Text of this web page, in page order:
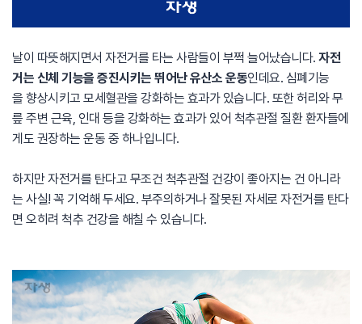
날이 따뜻해지면서 자전거를 타는 사람들이 부쩍 늘어났습니다. 자전
거는 신체 기능을 증진시키는 뛰어난 유산소 운동인데요. 심폐기능
을 향상시키고 모세혈관을 강화하는 효과가 있습니다. 또한 허리와 무
릎 주변 근육, 인대 등을 강화하는 효과가 있어 척추관절 질환 환자들에
게도 권장하는 운동 중 하나입니다.
하지만 자전거를 탄다고 무조건 척추관절 건강이 좋아지는 건 아니라
는 사실! 꼭 기억해 두세요. 부주의하거나 잘못된 자세로 자전거를 탄다
면 오히려 척추 건강을 해칠 수 있습니다.